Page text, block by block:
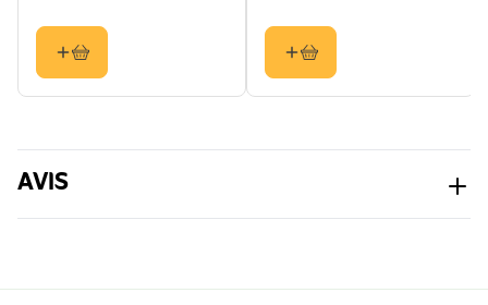
ergonomique pour garantir une efficacité maximale
et une utilisation facile, comme le fond incliné qui
avec un alliage de métal résistant à la rouille.
Matériau Métal
AVIS